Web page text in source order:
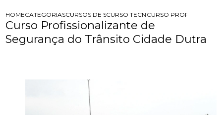
HOMECATEGORIASCURSOS DE SEGURANCA NO TRANSITO
CURSO TECNOLOGO DE
CURSO
Curso Profissionalizante de
Segurança do Trânsito Cidade Dutra